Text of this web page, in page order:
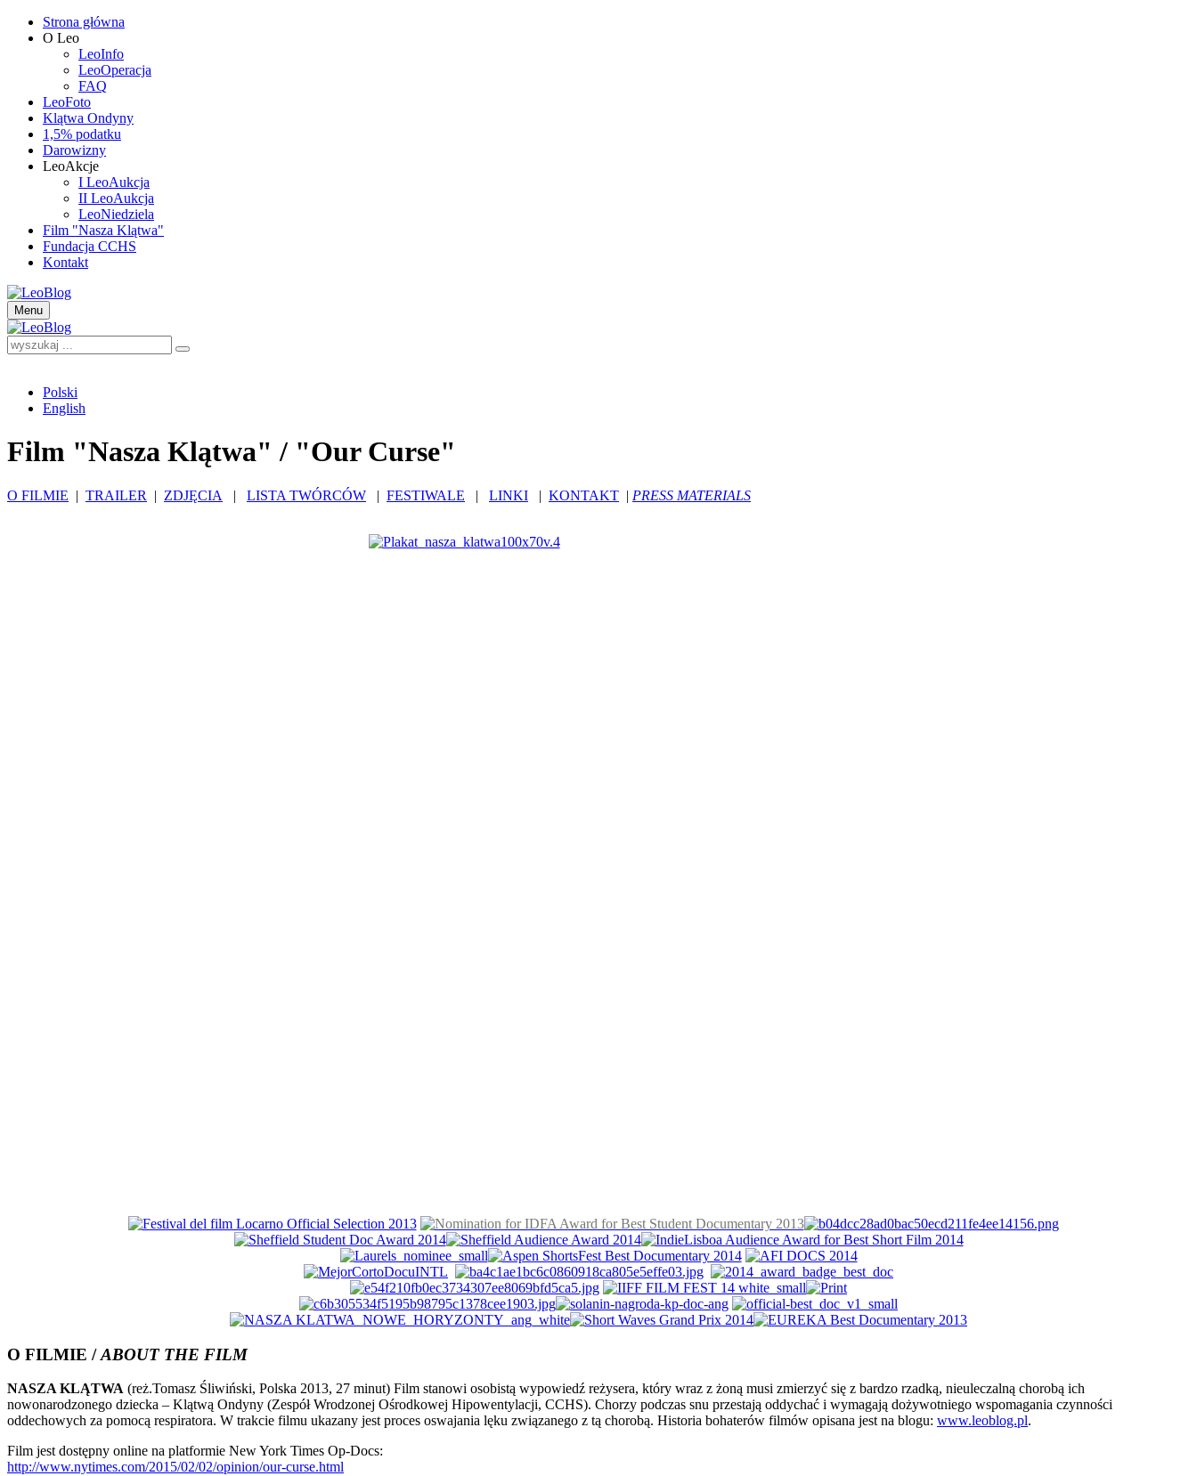
Strona główna
O Leo
LeoInfo
LeoOperacja
FAQ
LeoFoto
Klątwa Ondyny
1,5% podatku
Darowizny
LeoAkcje
I LeoAukcja
II LeoAukcja
LeoNiedziela
Film "Nasza Klątwa"
Fundacja CCHS
Kontakt
Menu
Polski
English
Film "Nasza Klątwa" / "Our Curse"
O FILMIE | TRAILER | ZDJĘCIA | LISTA TWÓRCÓW | FESTIWALE | LINKI | KONTAKT | PRESS MATERIALS
O FILMIE /ABOUT THE FILM
NASZA KLĄTWA (reż.Tomasz Śliwiński, Polska 2013, 27 minut) Film stanowi osobistą wypowiedź reżysera, który wraz z żoną musi zmierzyć się z bardzo rzadką, nieuleczalną chorobą ich
nowonarodzonego dziecka – Klątwą Ondyny (Zespół Wrodzonej Ośrodkowej Hipowentylacji, CCHS). Chorzy podczas snu przestają oddychać i wymagają dożywotniego wspomagania czynności
oddechowych za pomocą respiratora. W trakcie filmu ukazany jest proces oswajania lęku związanego z tą chorobą. Historia bohaterów filmów opisana jest na blogu: www.leoblog.pl.
Film jest dostępny online na platformie New York Times Op-Docs:
http://www.nytimes.com/2015/02/02/opinion/our-curse.html